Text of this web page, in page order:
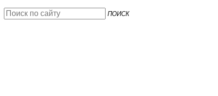
ПОИСК